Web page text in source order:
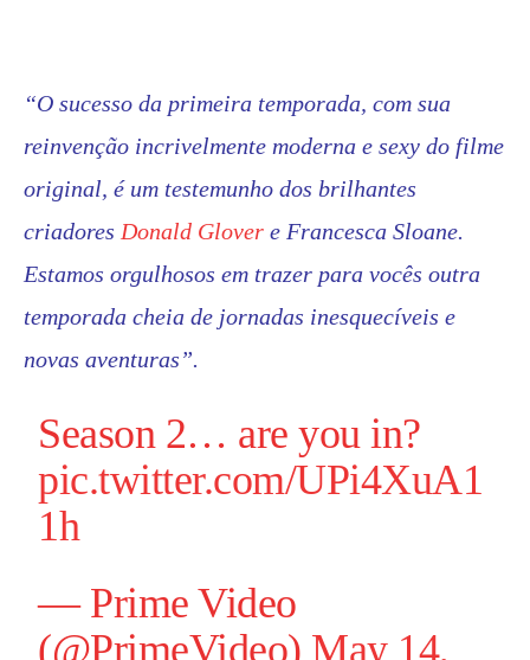
“O sucesso da primeira temporada, com sua
reinvenção incrivelmente moderna e sexy do filme
original, é um testemunho dos brilhantes
criadores Donald Glover e Francesca Sloane.
Estamos orgulhosos em trazer para vocês outra
temporada cheia de jornadas inesquecíveis e
novas aventuras”.
Season 2… are you in?
pic.twitter.com/UPi4XuA1
1h
— Prime Video
(@PrimeVideo) May 14,